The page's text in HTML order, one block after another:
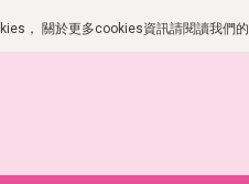
， 關於更多cookies資訊請閱讀我們的